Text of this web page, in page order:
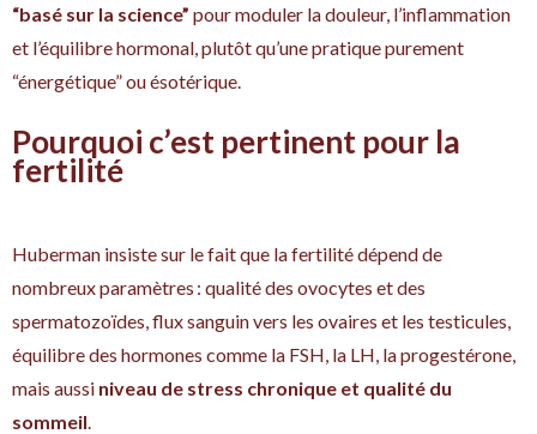
“basé sur la science” pour moduler la douleur, l’inflammation
et l’équilibre hormonal, plutôt qu’une pratique purement
“énergétique” ou ésotérique.
Pourquoi c’est pertinent pour la
fertilité
Huberman insiste sur le fait que la fertilité dépend de
nombreux paramètres : qualité des ovocytes et des
spermatozoïdes, flux sanguin vers les ovaires et les testicules,
équilibre des hormones comme la FSH, la LH, la progestérone,
mais aussi niveau de stress chronique et qualité du
sommeil